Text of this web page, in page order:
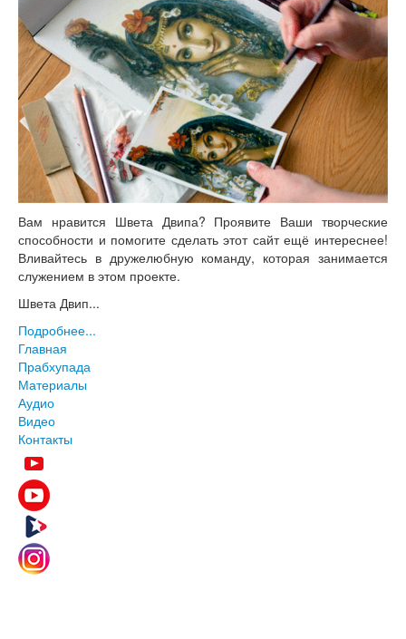
Вам нравится Швета Двипа? Проявите Ваши творческие
способности и помогите сделать этот сайт ещё интереснее!
Вливайтесь в дружелюбную команду, которая занимается
служением в этом проекте.
Швета Двип...
Подробнее...
Главная
Прабхупада
Материалы
Аудио
Видео
Контакты